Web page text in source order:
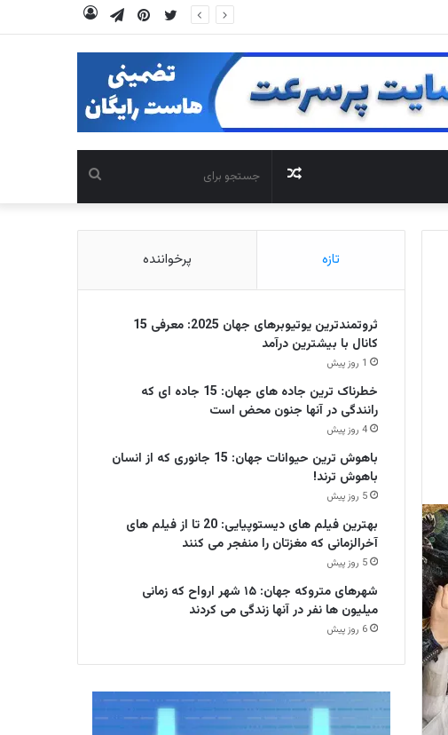
تلگرام
‫پین‌ترست توییتر
برای
نوشته
تصادفی
تازه پرخواننده
ثروتمندترین یوتیوبرهای جهان 2025: معرفی 15
کانال با بیشترین درآمد
1 روز پیش
خطرناک ترین جاده های جهان: 15 جاده ای که
رانندگی در آنها جنون محض است
4 روز پیش
باهوش ترین حیوانات جهان: 15 جانوری که از انسان
باهوش ترند!
5 روز پیش
بهترین فیلم های دیستوپیایی: 20 تا از فیلم های
آخرالزمانی که مغزتان را منفجر می کنند
5 روز پیش
شهرهای متروکه جهان: ۱۵ شهر ارواح که زمانی
میلیون ها نفر در آنها زندگی می کردند
6 روز پیش